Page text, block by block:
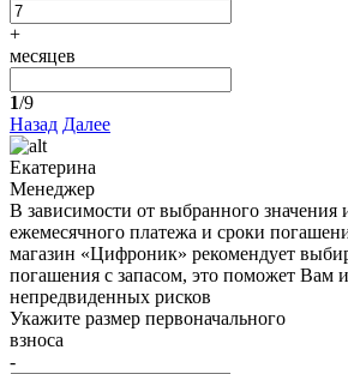
+
месяцев
1/9
Назад Далее
Екатерина
Менеджер
В зависимости от выбранного значения
ежемесячного платежа и сроки
магазин «Цифроник» рекомендует
погашения с запасом, это поможет Вам
непредвиденных рисков
Укажите размер первоначального
взноса
-